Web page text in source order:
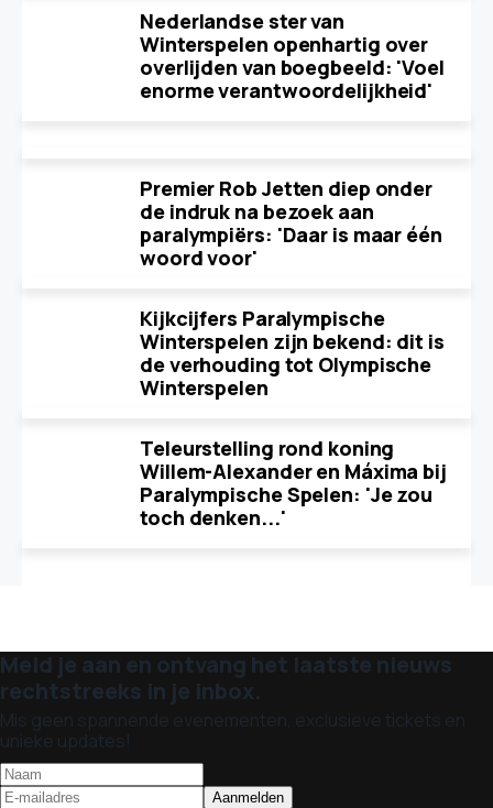
Nederlandse ster van
Winterspelen openhartig over
overlijden van boegbeeld: 'Voel
enorme verantwoordelijkheid'
Premier Rob Jetten diep onder
de indruk na bezoek aan
paralympiërs: 'Daar is maar één
woord voor'
Kijkcijfers Paralympische
Winterspelen zijn bekend: dit is
de verhouding tot Olympische
Winterspelen
Teleurstelling rond koning
Willem-Alexander en Máxima bij
Paralympische Spelen: 'Je zou
toch denken...'
Meld je aan en ontvang het laatste nieuws
rechtstreeks in je inbox.
Mis geen spannende evenementen, exclusieve tickets en
unieke updates!